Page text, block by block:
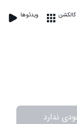
ویدئوها کالکشن
ندارد